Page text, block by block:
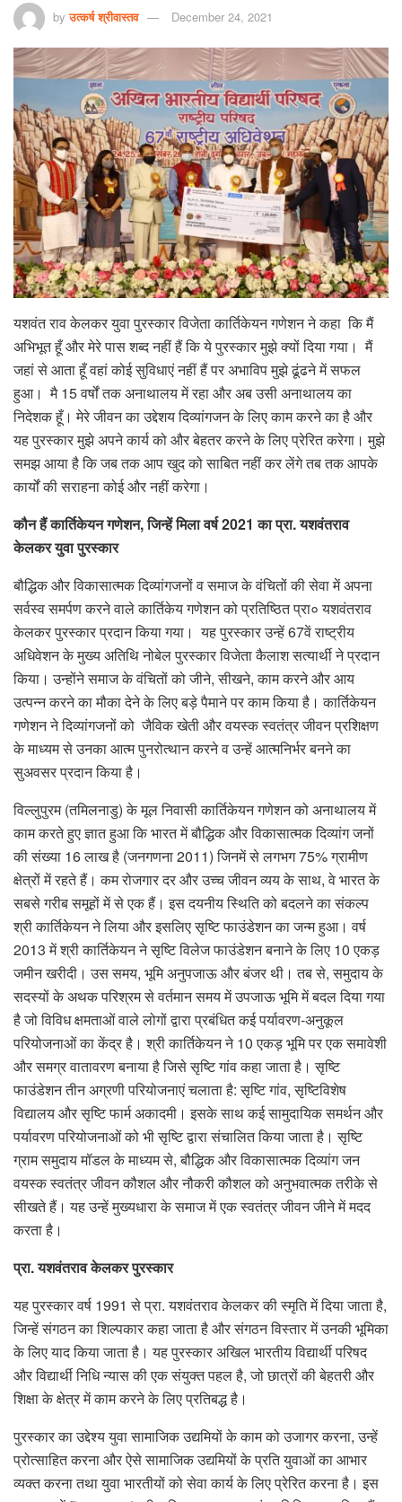
by उत्कर्ष श्रीवास्तव December 24, 2021
यशवंत राव केलकर युवा पुरस्कार विजेता कार्तिकेयन गणेशन ने कहा कि मैं
अभिभूत हूँ और मेरे पास शब्द नहीं हैं कि ये पुरस्कार मुझे क्यों दिया गया। मैं
जहां से आता हूँ वहां कोई सुविधाएं नहीं हैं पर अभाविप मुझे ढूंढने में सफल
हुआ। मै 15 वर्षों तक अनाथालय में रहा और अब उसी अनाथालय का
निदेशक हूँ। मेरे जीवन का उद्देशय दिव्यांगजन के लिए काम करने का है और
यह पुरस्कार मुझे अपने कार्य को और बेहतर करने के लिए प्रेरित करेगा। मुझे
समझ आया है कि जब तक आप खुद को साबित नहीं कर लेंगे तब तक आपके
कार्यों की सराहना कोई और नहीं करेगा।
कौन हैं कार्तिकेयन गणेशन, जिन्हें मिला वर्ष 2021 का प्रा. यशवंतराव
केलकर युवा पुरस्कार
बौद्धिक और विकासात्मक दिव्यांगजनों व समाज के वंचितों की सेवा में अपना
सर्वस्व समर्पण करने वाले कार्तिकेय गणेशन को प्रतिष्ठित प्रा० यशवंतराव
केलकर पुरस्कार प्रदान किया गया। यह पुरस्कार उन्हें 67वें राष्ट्रीय
अधिवेशन के मुख्य अतिथि नोबेल पुरस्कार विजेता कैलाश सत्यार्थी ने प्रदान
किया। ‌उन्होंने समाज के वंचितों को जीने, सीखने, काम करने और आय
उत्पन्न करने का मौका देने के लिए बड़े पैमाने पर काम किया है। कार्तिकेयन
गणेशन ने दिव्यांगजनों को जैविक खेती और वयस्क स्वतंत्र जीवन प्रशिक्षण
के माध्यम से उनका आत्म पुनरोत्थान करने व उन्हें आत्मनिर्भर बनने का
सुअवसर प्रदान किया है।
विल्लुपुरम (तमिलनाडु) के मूल निवासी कार्तिकेयन गणेशन को अनाथालय में
काम करते हुए ज्ञात हुआ कि भारत में बौद्धिक और विकासात्मक दिव्यांग जनों
की संख्या 16 लाख है (जनगणना 2011) जिनमें से लगभग 75% ग्रामीण
क्षेत्रों में रहते हैं। कम रोजगार दर और उच्च जीवन व्यय के साथ, वे भारत के
सबसे गरीब समूहों में से एक हैं। इस दयनीय स्थिति को बदलने का संकल्प
श्री कार्तिकेयन ने लिया और इसलिए सृष्टि फाउंडेशन का जन्म हुआ। वर्ष
2013 में श्री कार्तिकेयन ने सृष्टि विलेज फाउंडेशन बनाने के लिए 10 एकड़
जमीन खरीदी। उस समय, भूमि अनुपजाऊ और बंजर थी। तब से, समुदाय के
सदस्यों के अथक परिश्रम से वर्तमान समय में उपजाऊ भूमि में बदल दिया गया
है जो विविध क्षमताओं वाले लोगों द्वारा प्रबंधित कई पर्यावरण-अनुकूल
परियोजनाओं का केंद्र है। श्री कार्तिकेयन ने 10 एकड़ भूमि पर एक समावेशी
और समग्र वातावरण बनाया है जिसे सृष्टि गांव कहा जाता है। सृष्टि
फाउंडेशन तीन अग्रणी परियोजनाएं चलाता है: सृष्टि गांव, सृष्टिविशेष
विद्यालय और सृष्टि फार्म अकादमी। इसके साथ कई सामुदायिक समर्थन और
पर्यावरण परियोजनाओं को भी सृष्टि द्वारा संचालित किया जाता है। सृष्टि
ग्राम समुदाय मॉडल के माध्यम से, बौद्धिक और विकासात्मक दिव्यांग जन
वयस्क स्वतंत्र जीवन कौशल और नौकरी कौशल को अनुभवात्मक तरीके से
सीखते हैं। यह उन्हें मुख्यधारा के समाज में एक स्वतंत्र जीवन जीने में मदद
करता है।
प्रा. यशवंतराव केलकर पुरस्कार
यह पुरस्कार वर्ष 1991 से प्रा. यशवंतराव केलकर की स्मृति में दिया जाता है,
जिन्हें संगठन का शिल्पकार कहा जाता है और संगठन विस्तार में उनकी भूमिका
के लिए याद किया जाता है। यह पुरस्कार अखिल भारतीय विद्यार्थी परिषद
और विद्यार्थी निधि न्यास की एक संयुक्त पहल है, जो छात्रों की बेहतरी और
शिक्षा के क्षेत्र में काम करने के लिए प्रतिबद्ध है।
पुरस्कार का उद्देश्य युवा सामाजिक उद्यमियों के काम को उजागर करना, उन्हें
प्रोत्साहित करना और ऐसे सामाजिक उद्यमियों के प्रति युवाओं का आभार
व्यक्त करना तथा युवा भारतीयों को सेवा कार्य के लिए प्रेरित करना है। इस